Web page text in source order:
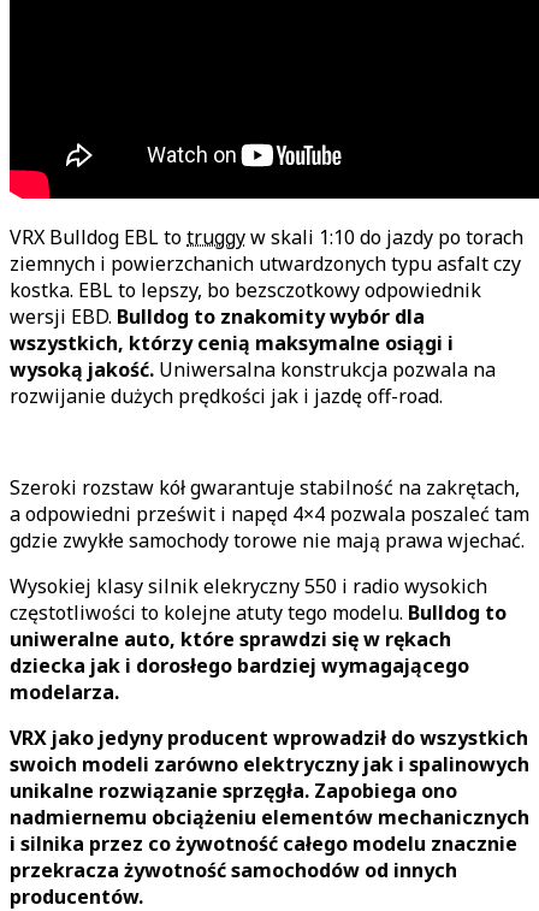
VRX Bulldog EBL totruggyw skali 1:10 do jazdy po torach
ziemnych i powierzchanich utwardzonych typu asfalt czy
kostka. EBL to lepszy, bo bezsczotkowy odpowiednik
wersji EBD. Bulldog to znakomity wybór dla
wszystkich, którzy cenią maksymalne osiągi i
wysoką jakość. Uniwersalna konstrukcja pozwala na
rozwijanie dużych prędkości jak i jazdę off-road.
Szeroki rozstaw kół gwarantuje stabilność na zakrętach,
a odpowiedni prześwit i napęd 4×4 pozwala poszaleć tam
gdzie zwykłe samochody torowe nie mają prawa wjechać.
Wysokiej klasy silnik elekryczny 550 i radio wysokich
częstotliwości to kolejne atuty tego modelu. Bulldog to
uniweralne auto, które sprawdzi się w rękach
dziecka jak i dorosłego bardziej wymagającego
modelarza.
VRX jako jedyny producent wprowadził do wszystkich
swoich modeli zarówno elektryczny jak i spalinowych
unikalne rozwiązanie sprzęgła. Zapobiega ono
nadmiernemu obciążeniu elementów mechanicznych
i silnika przez co żywotność całego modelu znacznie
przekracza żywotność samochodów od innych
producentów.